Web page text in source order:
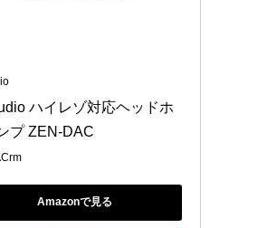
ハイレゾ対応ヘッドホ
プ ZEN-DAC
Amazonで見る